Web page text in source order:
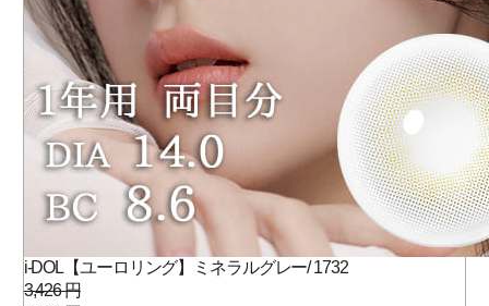
i-DOL【ユーロリング】ミネラルグレー/ 1732
3,426 円